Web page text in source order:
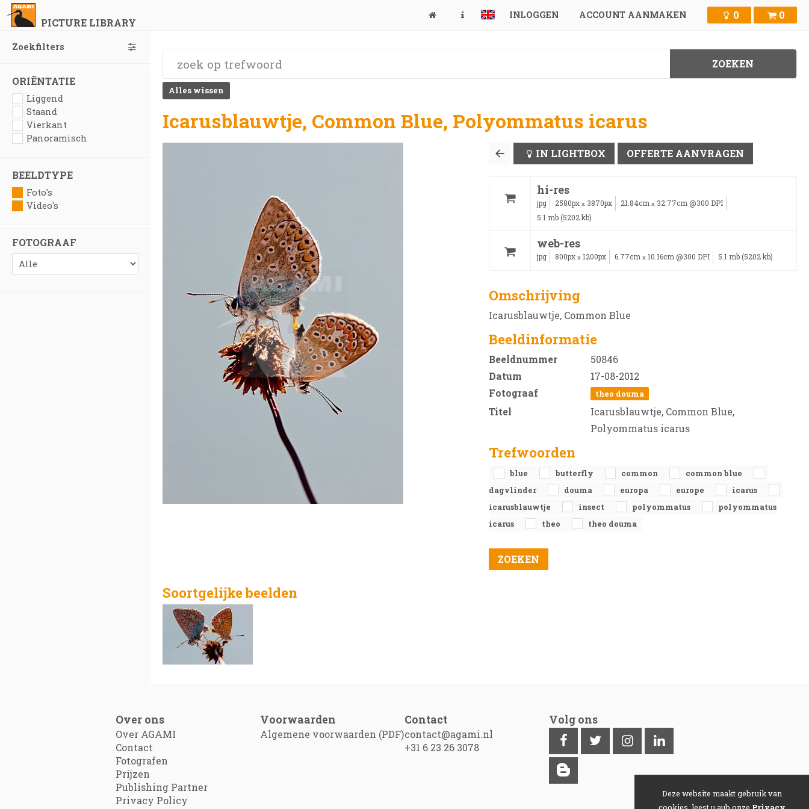
PICTURE LIBRARY
INLOGGEN ACCOUNT AANMAKEN 0 0
Zoekfilters
ORIËNTATIE
Liggend
Staand
Vierkant
Panoramisch
BEELDTYPE
Foto's
Video's
FOTOGRAAF
Alles wissen
Icarusblauwtje, Common Blue, Polyommatus icarus
IN LIGHTBOX OFFERTE AANVRAGEN
hi-res
jpg 2580px x 3870px 21.84cm x 32.77cm @300 DPI
5.1 mb (5202 kb)
web-res
jpg 800px x 1200px 6.77cm x 10.16cm @300 DPI 5.1 mb (5202 kb)
Omschrijving
Icarusblauwtje, Common Blue
Beeldinformatie
Beeldnummer
50846
Datum
17-08-2012
Fotograaf
theo douma
Titel
Icarusblauwtje, Common Blue,
Polyommatus icarus
Trefwoorden
blue butterfly common
common blue
dagvlinder
douma europa europe
icarus
icarusblauwtje
insect polyommatus
polyommatus
icarus
theo theo douma
Soortgelijke beelden
Over ons
Over AGAMI
Contact
Fotografen
Prijzen
Publishing Partner
Privacy Policy
Voorwaarden
Algemene voorwaarden (PDF)
Contact
contact@agami.nl
+31 6 23 26 3078
Volg ons
Deze website maakt gebruik van